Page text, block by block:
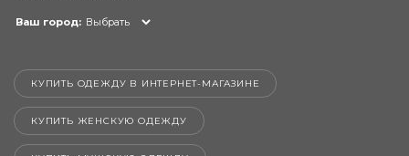
Ваш город: Выбрать
КУПИТЬ ОДЕЖДУ В ИНТЕРНЕТ-МАГАЗИНЕ
КУПИТЬ ЖЕНСКУЮ ОДЕЖДУ